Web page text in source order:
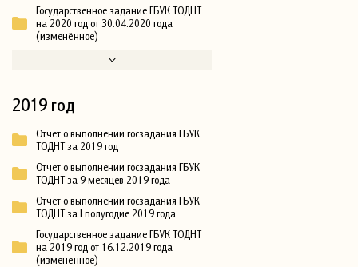
Государственное задание ГБУК ТОДНТ
на 2020 год от 30.04.2020 года
(изменённое)
2019 год
Отчет о выполнении госзадания ГБУК
ТОДНТ за 2019 год
Отчет о выполнении госзадания ГБУК
ТОДНТ за 9 месяцев 2019 года
Отчет о выполнении госзадания ГБУК
ТОДНТ за I полугодие 2019 года
Государственное задание ГБУК ТОДНТ
на 2019 год от 16.12.2019 года
(изменённое)